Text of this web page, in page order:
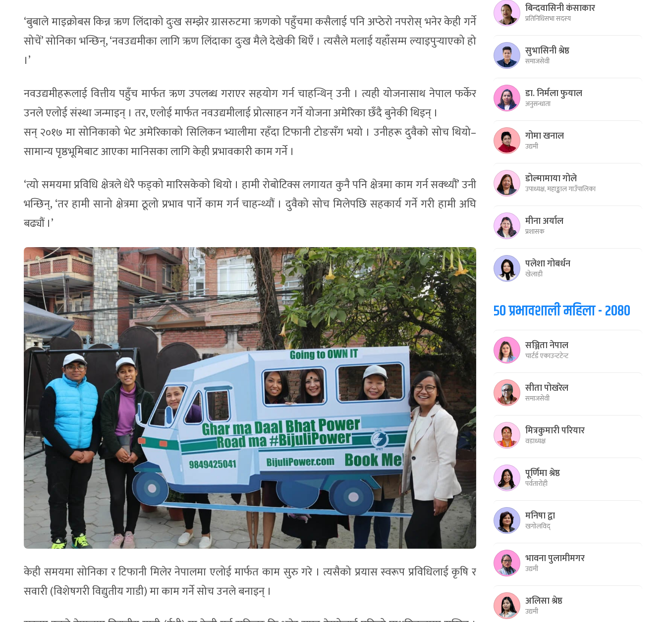
‘बुबाले माइक्रोबस किन्न ऋण लिंदाको दुःख सम्झेर ग्रासरुटमा ऋणको पहुँचमा कसैलाई पनि अप्ठेरो नपरोस् भनेर केही गर्ने
सोचें’ सोनिका भन्छिन्, ‘नवउद्यमीका लागि ऋण लिंदाका दुःख मैले देखेकी थिएँ । त्यसैले मलाई यहाँसम्म ल्याइपुर्‍याएको हो
।’
नवउद्यमीहरूलाई वित्तीय पहुँच मार्फत ऋण उपलब्ध गराएर सहयोग गर्न चाहन्थिन् उनी । त्यही योजनासाथ नेपाल फर्केर
उनले एलोई संस्था जन्माइन् । तर, एलोई मार्फत नवउद्यमीलाई प्रोत्साहन गर्ने योजना अमेरिका छँदै बुनेकी थिइन् ।
सन् २०१७ मा सोनिकाको भेट अमेरिकाको सिलिकन भ्यालीमा रहँदा टिफानी टोङसँग भयो । उनीहरू दुवैको सोच थियो–
सामान्य पृष्ठभूमिबाट आएका मानिसका लागि केही प्रभावकारी काम गर्ने ।
‘त्यो समयमा प्रविधि क्षेत्रले धेरै फड्को मारिसकेको थियो । हामी रोबोटिक्स लगायत कुनै पनि क्षेत्रमा काम गर्न सक्थ्यौं’ उनी
भन्छिन्, ‘तर हामी सानो क्षेत्रमा ठूलो प्रभाव पार्ने काम गर्न चाहन्थ्यौं । दुवैको सोच मिलेपछि सहकार्य गर्ने गरी हामी अघि
बढ्यौं ।’
केही समयमा सोनिका र टिफानी मिलेर नेपालमा एलोई मार्फत काम सुरु गरे । त्यसैको प्रयास स्वरूप प्रविधिलाई कृषि र
सवारी (विशेषगरी विद्युतीय गाडी) मा काम गर्ने सोच उनले बनाइन् ।
बिन्दवासिनी कंसाकार
प्रतिनिधिसभा सदस्य
सुभासिनी श्रेष्ठ
समाजसेवी
डा. निर्मला फुयाल
अनुसन्धाता
गोमा खनाल
उद्यमी
डोल्मामाया गोले
उपाध्यक्ष, महाङ्काल गाउँपालिका
मीना अर्याल
प्रशासक
पलेशा गोबर्धन
खेलाडी
५० प्रभावशाली महिला - २०८०
सञ्जिता नेपाल
चार्टर्ड एकाउन्टटेन्ट
सीता पोखरेल
समाजसेवी
मित्रकुमारी परियार
वडाध्यक्ष
पूर्णिमा श्रेष्ठ
पर्वतारोही
मनिषा द्वा
खगोलविद्
भावना पुलामीमगर
उद्यमी
अलिसा श्रेष्ठ
उद्यमी